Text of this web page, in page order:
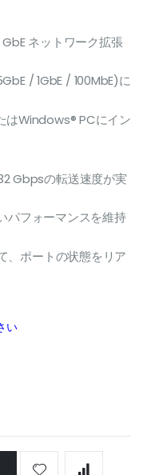
ネットワーク拡張
/ 1GbE / 100MbE)に
はWindows® PCにイン
Gbpsの転送速度が実
パフォーマンスを維持
、ポートの状態をリア
い